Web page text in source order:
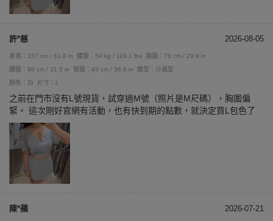
許*慈 2026-08-05
身高：157 cm / 61.8 in 體重：54 kg / 119.1 lbs
胸圍：76 cm / 29.9 in
腰圍：80 cm / 31.5 in
臀圍：93 cm / 36.6 in
體型：沙漏型
顏色：白
尺寸：L
之前在門市沒有L號現貨，試穿過M號（照片是M尺碼），胸圍偏
緊。 這次剛好官網有活動，也有快到期的點數，就決定買L包色了
陳*蘋 2026-07-21